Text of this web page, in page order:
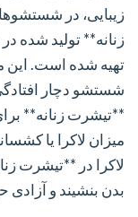
زیبایی، در
زنانه** تولید شده در
تهیه شده است.
شستشو دچار
**تیشرت زنانه**
میزان لاکرا یا
لاکرا در **تیشرت
بدن بنشیند و